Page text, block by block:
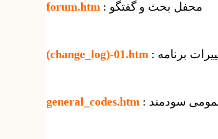
forum.htm : محفل بحث و گفتگو
(change_log)-01.htm برنامه
general_codes.htm سودمند